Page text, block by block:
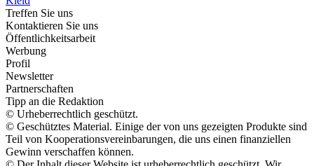
Treffen Sie uns
Kontaktieren Sie uns
Öffentlichkeitsarbeit
Werbung
Profil
Newsletter
Partnerschaften
Tipp an die Redaktion
© Urheberrechtlich geschützt.
© Geschütztes Material. Einige der von uns gezeigten Produkte sind
Teil von Kooperationsvereinbarungen, die uns einen finanziellen
Gewinn verschaffen können.